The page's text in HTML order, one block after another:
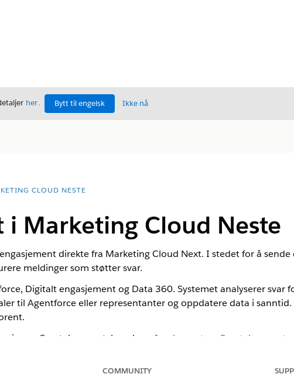
her. Bytt til engelsk Ikke nå
CLOUD NESTE
i Marketing Cloud Neste
direkte fra Marketing Cloud Next. I stedet for å sende
meldinger som støtter svar.
Digitalt engasjement og Data 360. Systemet analyserer svar
til Agentforce eller representanter og oppdatere data i
av Samtale-e-post, kan du se Implementere Samtale-e-post
COMMUNITY